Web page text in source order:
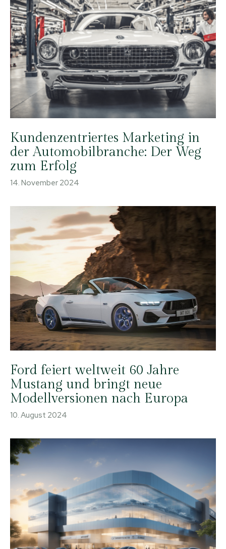
Kundenzentriertes Marketing in
der Automobilbranche: Der Weg
zum Erfolg
14. November 2024
Ford feiert weltweit 60 Jahre
Mustang und bringt neue
Modellversionen nach Europa
10. August 2024